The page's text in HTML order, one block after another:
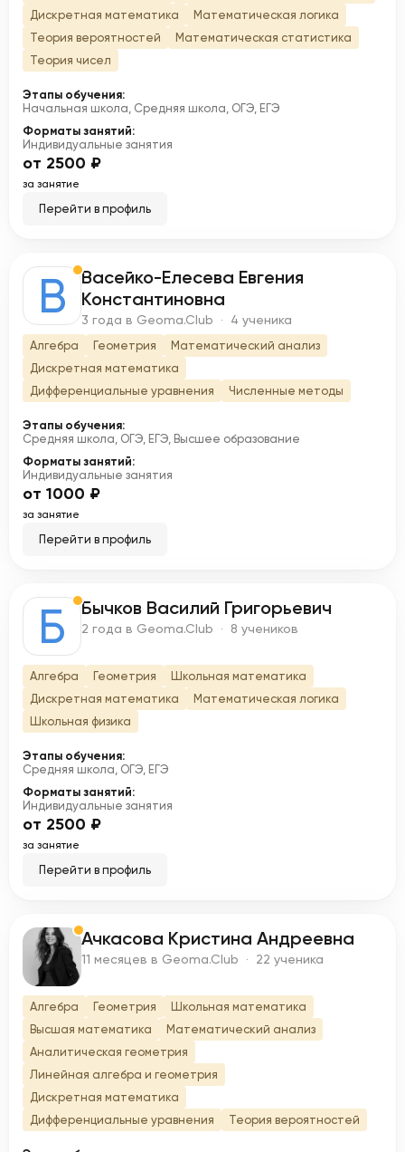
Дискретная математика
Математическая логика
Теория вероятностей
Математическая статистика
Теория чисел
Этапы обучения:
Начальная школа, Средняя школа, ОГЭ, ЕГЭ
Форматы занятий:
Индивидуальные занятия
от 2500 ₽
за занятие
Перейти в профиль
В
Васейко-Елесева Евгения
Константиновна
3 года в Geoma.Club · 4 ученика
Алгебра Геометрия
Математический анализ
Дискретная математика
Дифференциальные уравнения
Численные методы
Этапы обучения:
Средняя школа, ОГЭ, ЕГЭ, Высшее образование
Форматы занятий:
Индивидуальные занятия
от 1000 ₽
за занятие
Перейти в профиль
Б Бычков Василий Григорьевич
2 года в Geoma.Club · 8 учеников
Алгебра Геометрия
Школьная математика
Дискретная математика
Математическая логика
Школьная физика
Этапы обучения:
Средняя школа, ОГЭ, ЕГЭ
Форматы занятий:
Индивидуальные занятия
от 2500 ₽
за занятие
Перейти в профиль
А Ачкасова Кристина Андреевна
11 месяцев в Geoma.Club · 22 ученика
Алгебра Геометрия
Школьная математика
Высшая математика
Математический анализ
Аналитическая геометрия
Линейная алгебра и геометрия
Дискретная математика
Дифференциальные уравнения
Теория вероятностей